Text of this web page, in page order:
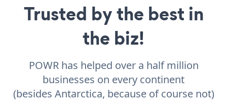
Trusted by the best in
the biz!
POWR has helped over a half million
businesses on every continent
(besides Antarctica, because of course not)